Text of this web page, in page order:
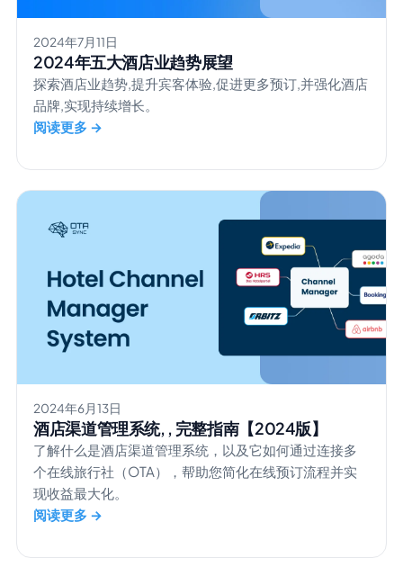
2024年7月11日
2024年五大酒店业趋势展望
探索酒店业趋势,提升宾客体验,促进更多预订,并强化酒店
品牌,实现持续增长。
阅读更多 →
2024年6月13日
酒店渠道管理系统, , 完整指南【2024版】
了解什么是酒店渠道管理系统，以及它如何通过连接多
个在线旅行社（OTA），帮助您简化在线预订流程并实
现收益最大化。
阅读更多 →